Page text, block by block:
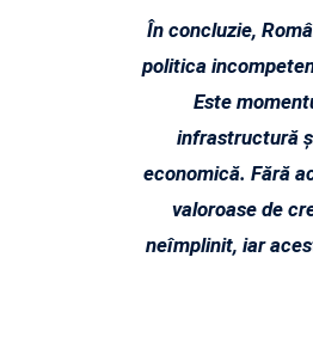
În concluzie,
politica
Este
infrastructură
economică. Fără
valoroase de
neîmplinit, iar